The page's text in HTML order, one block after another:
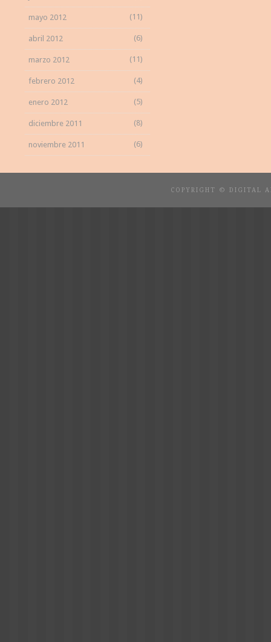
mayo 2012 (11)
abril 2012 (6)
marzo 2012 (11)
febrero 2012 (4)
enero 2012 (5)
diciembre 2011 (8)
noviembre 2011 (6)
COPYRIGHT © DIGITAL